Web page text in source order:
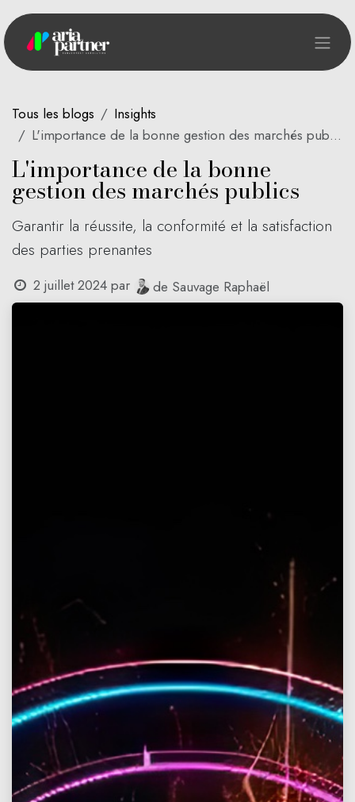
Tous les blogs
Insights
L'importance de la bonne gestion des marchés publics
L'importance de la bonne
gestion des marchés publics
Garantir la réussite, la conformité et la satisfaction
des parties prenantes
2 juillet 2024 par de Sauvage Raphaël